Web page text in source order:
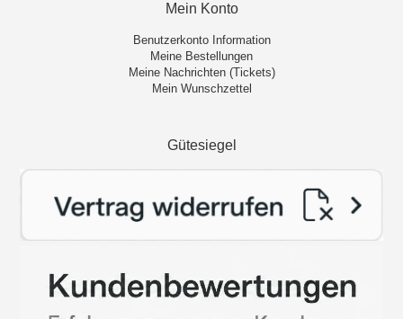
Mein Konto
Benutzerkonto Information
Meine Bestellungen
Meine Nachrichten (Tickets)
Mein Wunschzettel
Gütesiegel